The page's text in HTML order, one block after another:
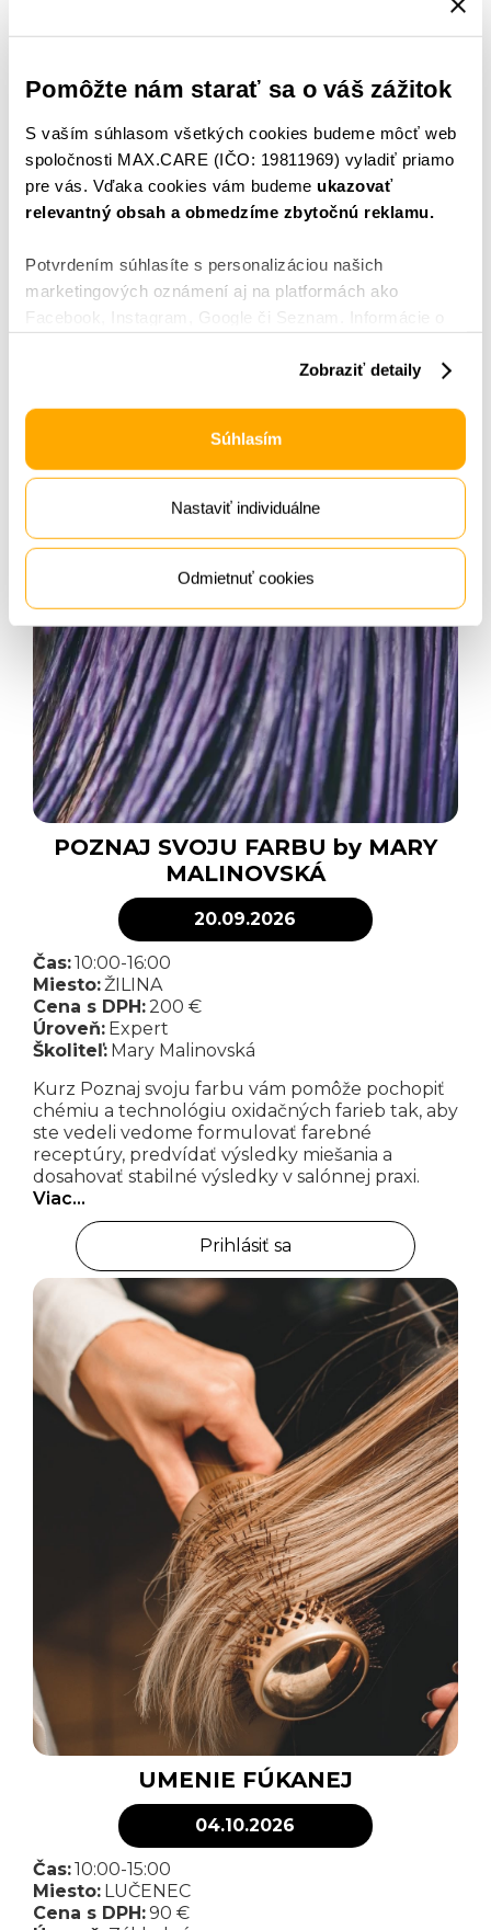
Pomôžte nám starať sa o váš zážitok
S vaším súhlasom všetkých cookies budeme môcť web
spoločnosti MAX.CARE (IČO: 19811969) vyladiť priamo
pre vás. Vďaka cookies vám budeme ukazovať
relevantný obsah a obmedzíme zbytočnú reklamu.
Potvrdením súhlasíte s personalizáciou našich
marketingových oznámení aj na platformách ako
Facebook, Instagram, Google či Seznam. Informácie o
môžete kedykoľvek upraviť alebo odhlásiť
Zobraziť detaily
Súhlasím
Nastaviť individuálne
Odmietnuť cookies
systém značky Schwarzkopf Professional.
Prihlásiť sa
POZNAJ SVOJU FARBU by MARY
MALINOVSKÁ
20.09.2026
Čas:10:00-16:00
Miesto:ŽILINA
Cena s DPH:200 €
Úroveň: Expert
Školiteľ: Mary Malinovská
Kurz Poznaj svoju farbu vám pomôže pochopiť
chémiu a technológiu oxidačných farieb tak, aby
ste vedeli vedome formulovať farebné
receptúry, predvídať výsledky miešania a
dosahovať stabilné výsledky v salónnej praxi.
Viac…
Prihlásiť sa
UMENIE FÚKANEJ
04.10.2026
Čas:10:00-15:00
Miesto: LUČENEC
Cena s DPH:90 €